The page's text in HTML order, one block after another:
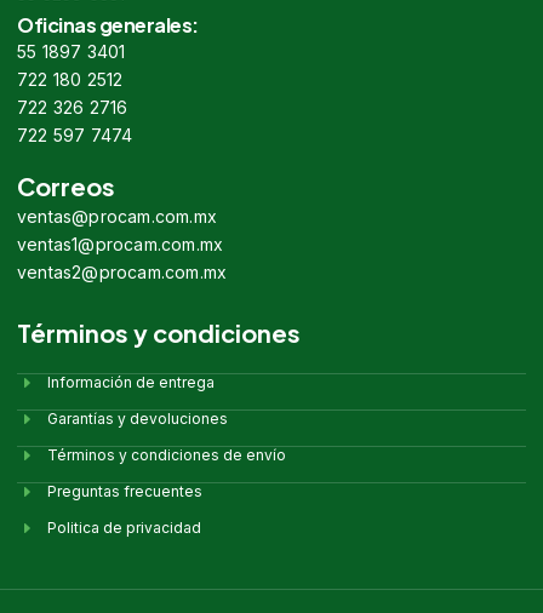
Oficinas generales:
55 1897 3401
722 180 2512
722 326 2716
722 597 7474
Correos
ventas@procam.com.mx
ventas1@procam.com.mx
ventas2@procam.com.mx
Términos y condiciones
Información de entrega
Garantías y devoluciones
Términos y condiciones de envío
Preguntas frecuentes
Politica de privacidad